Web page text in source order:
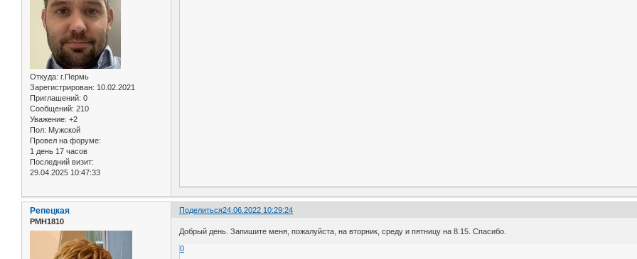
Откуда: г.Пермь
Зарегистрирован: 10.02.2021
Приглашений: 0
Сообщений: 210
Уважение: +2
Пол: Мужской
Провел на форуме:
1 день 17 часов
Последний визит:
29.04.2025 10:47:33
Поделиться24.06.2022 10:29:24
Репецкая
РМН1810
Добрый день. Запишите меня, пожалуйста, на вторник, среду и пятницу на 8.15. Спасибо.
0